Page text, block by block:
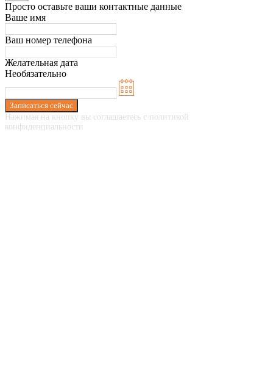
Просто оставьте ваши контактные данные
Ваше имя
Ваш номер телефона
Желательная дата
Необязательно
Записаться сейчас
Нажимая на кнопку вы соглашаетесь с политикой
конфиденциальности